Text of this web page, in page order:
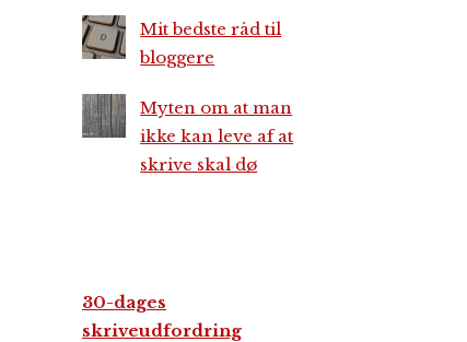
Mit bedste råd til
bloggere
Myten om at man
ikke kan leve af at
skrive skal dø
30-dages
skriveudfordring